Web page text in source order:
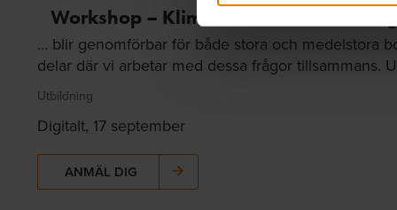
Workshop – Klimatinitiativets
… blir genomförbar för både stora och medelstora
delar där vi arbetar med dessa frågor
Utbildning
Digitalt, 17 september
ANMÄL DIG